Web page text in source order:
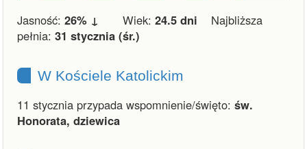
Jasność: 26% ↓ Wiek: 24.5 dni Najbliższa
pełnia: 31 stycznia (śr.)
W Kościele Katolickim
11 stycznia przypada wspomnienie/święto: św.
Honorata, dziewica